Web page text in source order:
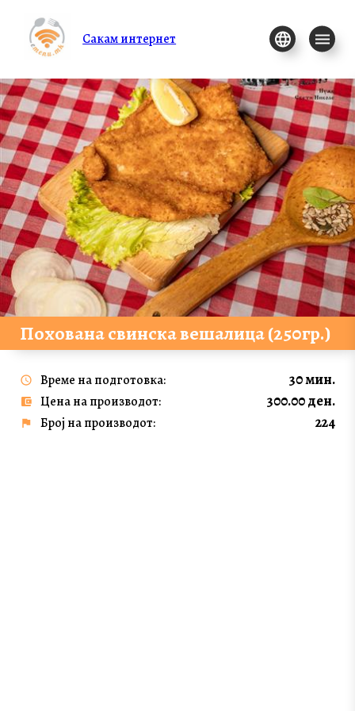
Сакам интернет
Похована свинска вешалица (250гр.)
Време на подготовка: 30 мин.
Цена на производот: 300.00 ден.
Број на производот: 224